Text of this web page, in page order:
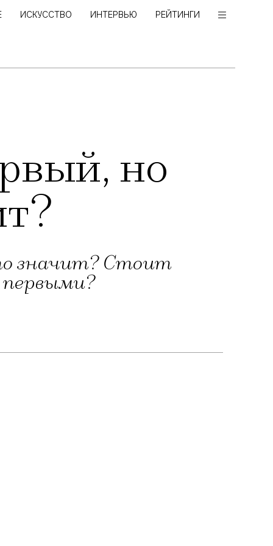
ИСКУССТВО ИНТЕРВЬЮ РЕЙТИНГИ
но
значит? Стоит